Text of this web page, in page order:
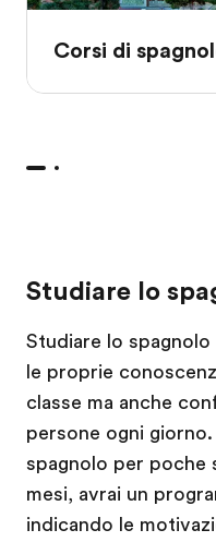
Corsi di
Studiare lo
Studiare lo
le proprie
classe ma anche
persone ogni
spagnolo per poche
mesi, avrai un
indicando le